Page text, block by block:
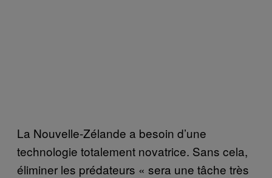
La Nouvelle-Zélande a besoin d’une
technologie totalement novatrice. Sans cela,
éliminer les prédateurs « sera une tâche très